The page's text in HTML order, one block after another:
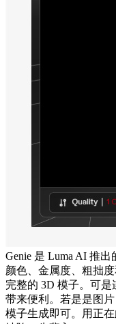
Genie 是 Luma AI 推
颜色、金属度、粗拙
完整的 3D 模子。可
带来便利。若是是图
模子生成即可。用正